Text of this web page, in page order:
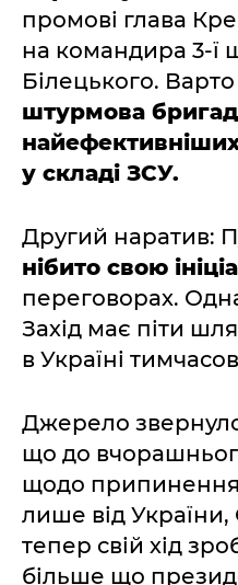
промові глава
на командира 3-ї
Білецького.
штурмова
у складі ЗСУ.
Другий наратив:
нібито свою
переговорах.
Захід має піти
в Україні
Джерело
що до
щодо
лише від
тепер свій хід
більше що